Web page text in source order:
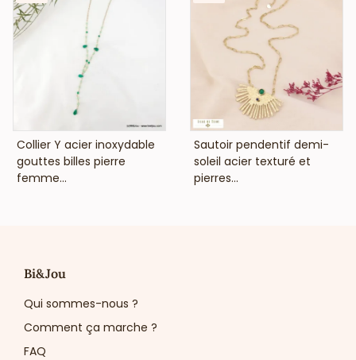
VOIR LE PRIX
Collier Y acier inoxydable
gouttes billes pierre
femme...
VOIR LE PRIX
Sautoir pendentif demi-
soleil acier texturé et
pierres...
Bi&Jou
Qui sommes-nous ?
Comment ça marche ?
FAQ